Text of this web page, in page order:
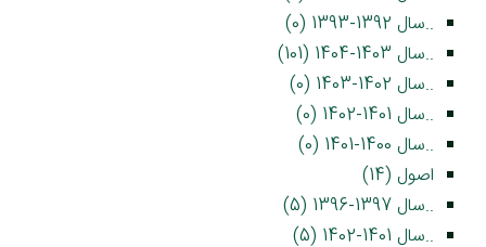
..سال 1392-1393 (0)
..سال 1403-1404 (101)
..سال 1402-1403 (0)
..سال 1401-1402 (0)
..سال 1400-1401 (0)
اصول (14)
..سال 1397-1396 (5)
..سال 1401-1402 (5)